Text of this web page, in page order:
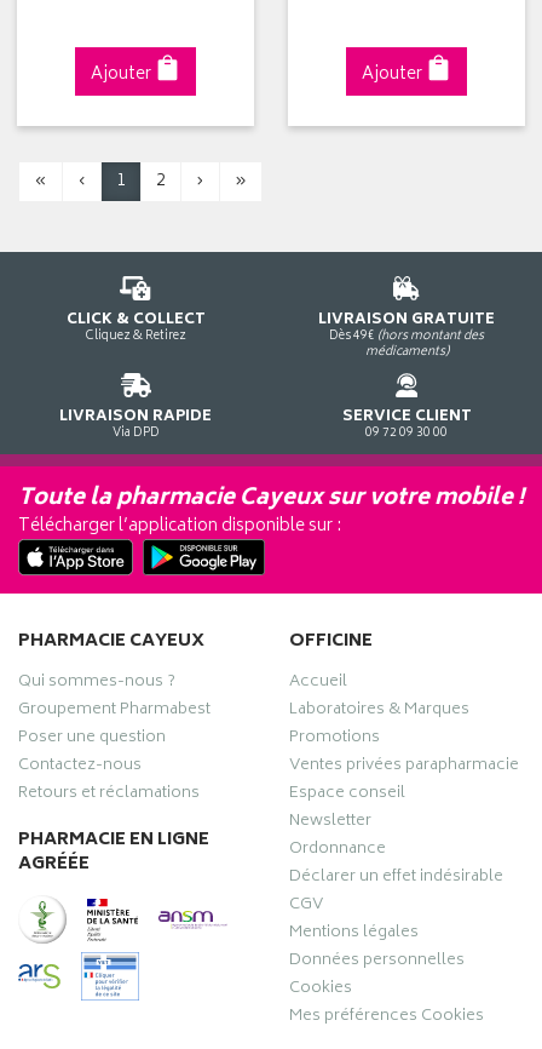
Ajouter Ajouter
« ‹ 1 2 › »
CLICK & COLLECT
Cliquez & Retirez
LIVRAISON GRATUITE
Dès 49€ (hors montant des
médicaments)
LIVRAISON RAPIDE
Via DPD
SERVICE CLIENT
09 72 09 30 00
Toute la pharmacie Cayeux sur votre mobile !
Télécharger l’application disponible sur :
PHARMACIE CAYEUX
Qui sommes-nous ?
Groupement Pharmabest
Poser une question
Contactez-nous
Retours et réclamations
PHARMACIE EN LIGNE
AGRÉÉE
OFFICINE
Accueil
Laboratoires & Marques
Promotions
Ventes privées parapharmacie
Espace conseil
Newsletter
Ordonnance
Déclarer un effet indésirable
CGV
Mentions légales
Données personnelles
Cookies
Mes préférences Cookies